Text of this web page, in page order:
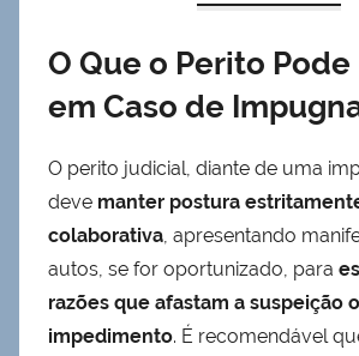
O Que o Perito Pode
em Caso de
O perito judicial, diante de uma
deve manter postura
colaborativa, apresentando
autos, se for oportunizado, para
razões que afastam a suspeição
impedimento. É recomendável